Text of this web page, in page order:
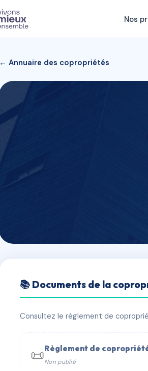
Nos
← Annuaire des copropriétés
TREIZE NAPÉE
📍 13 av napee 93420 Villepinte
📞 Contacter Syndic Digital
📚 Documents de la
Consultez le règlement de
📜Règlement de
Non publié